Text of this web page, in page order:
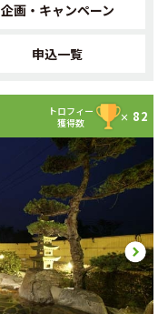
企画・キャンペーン
申込一覧
トロフィー
獲得数
× 82